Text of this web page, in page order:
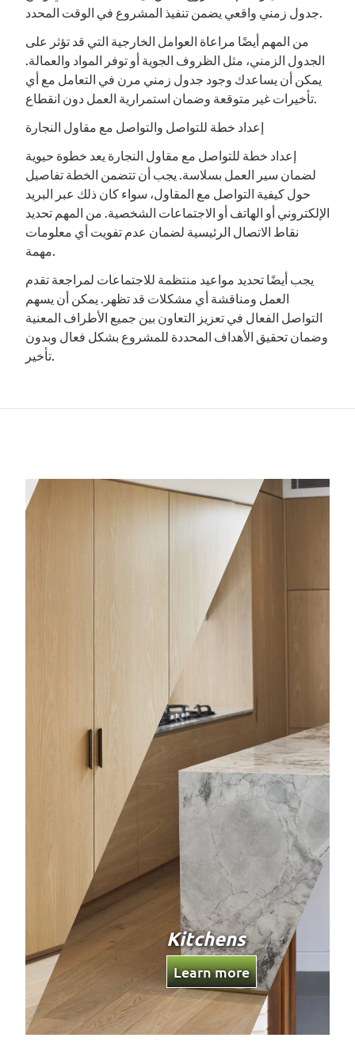
جدول زمني واقعي يضمن تنفيذ المشروع في الوقت المحدد.
من المهم أيضًا مراعاة العوامل الخارجية التي قد تؤثر على
الجدول الزمني، مثل الظروف الجوية أو توفر المواد والعمالة.
يمكن أن يساعدك وجود جدول زمني مرن في التعامل مع أي
تأخيرات غير متوقعة وضمان استمرارية العمل دون انقطاع.
إعداد خطة للتواصل والتواصل مع مقاول النجارة
إعداد خطة للتواصل مع مقاول النجارة يعد خطوة حيوية
لضمان سير العمل بسلاسة. يجب أن تتضمن الخطة تفاصيل
حول كيفية التواصل مع المقاول، سواء كان ذلك عبر البريد
الإلكتروني أو الهاتف أو الاجتماعات الشخصية. من المهم تحديد
نقاط الاتصال الرئيسية لضمان عدم تفويت أي معلومات
مهمة.
يجب أيضًا تحديد مواعيد منتظمة للاجتماعات لمراجعة تقدم
العمل ومناقشة أي مشكلات قد تظهر. يمكن أن يسهم
التواصل الفعال في تعزيز التعاون بين جميع الأطراف المعنية
وضمان تحقيق الأهداف المحددة للمشروع بشكل فعال وبدون
تأخير.
Kitchens
Learn more